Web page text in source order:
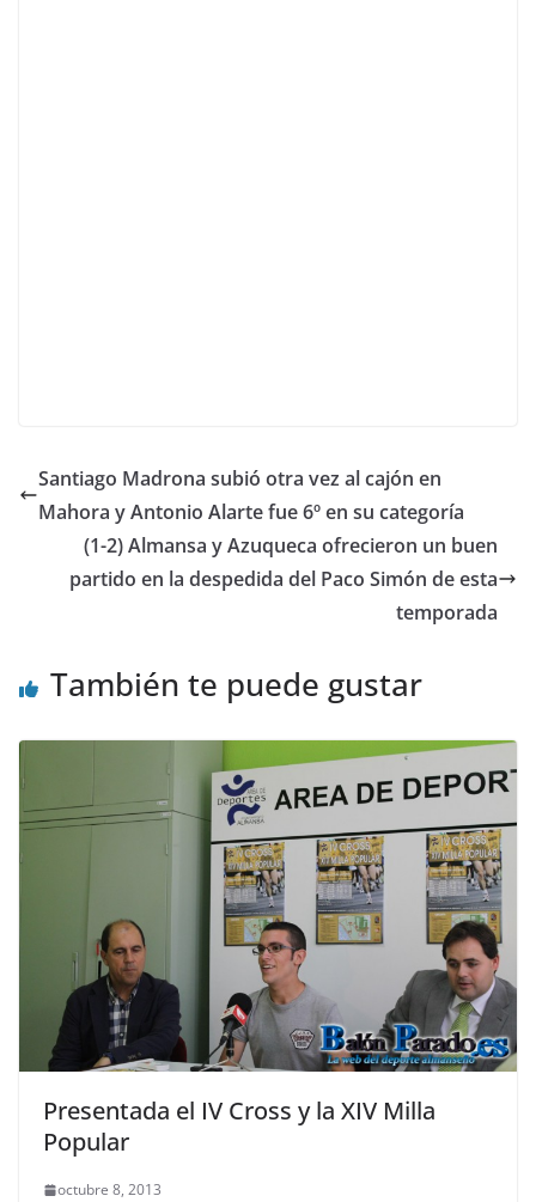
Santiago Madrona subió otra vez al cajón en
Mahora y Antonio Alarte fue 6º en su categoría
(1-2) Almansa y Azuqueca ofrecieron un buen
partido en la despedida del Paco Simón de esta
temporada
También te puede gustar
Presentada el IV Cross y la XIV Milla
Popular
octubre 8, 2013